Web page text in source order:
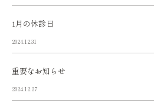
1月の休診日
2024.12.31
重要なお知らせ
2024.12.27